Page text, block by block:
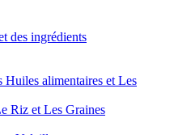
des ingrédients
Huiles alimentaires et Les
Riz et Les Graines